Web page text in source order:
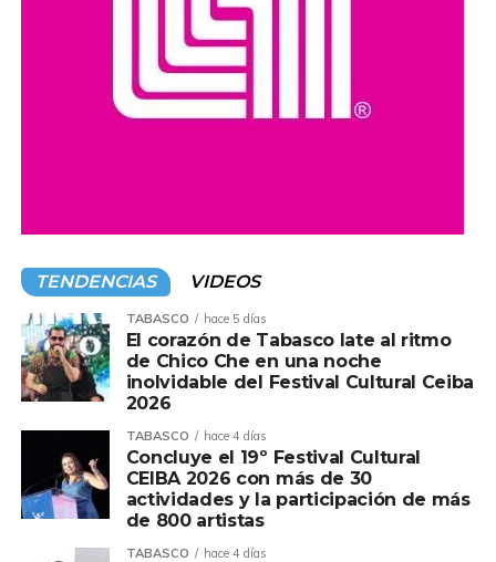
TENDENCIAS VIDEOS
TABASCO hace 5 días
El corazón de Tabasco late al ritmo
de Chico Che en una noche
inolvidable del Festival Cultural Ceiba
2026
TABASCO hace 4 días
Concluye el 19º Festival Cultural
CEIBA 2026 con más de 30
actividades y la participación de más
de 800 artistas
TABASCO hace 4 días